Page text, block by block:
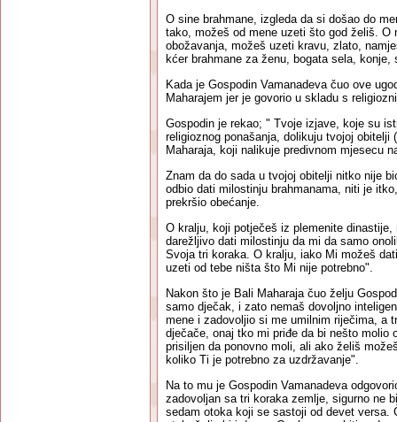
O sine brahmane, izgleda da si došao do
tako, možeš od mene uzeti što god želiš. O
obožavanja, možeš uzeti kravu, zlato,
kćer brahmane za ženu, bogata sela,
Kada je Gospodin Vamanadeva čuo ove
Maharajem jer je govorio u skladu s
Gospodin je rekao; " Tvoje izjave, koje su
religioznog ponašanja, dolikuju tvojoj obitelji
Maharaja, koji nalikuje predivnom mjesecu
Znam da do sada u tvojoj obitelji nitko nije
odbio dati milostinju brahmanama, niti je
prekršio obećanje.
O kralju, koji potječeš iz plemenite
darežljivo dati milostinju da mi da samo
Svoja tri koraka. O kralju, iako Mi možeš
uzeti od tebe ništa što Mi nije potrebno".
Nakon što je Bali Maharaja čuo želju
samo dječak, i zato nemaš dovoljno
mene i zadovoljio si me umilnim riječima, a
dječače, onaj tko mi priđe da bi nešto molio
prisiljen da ponovno moli, ali ako želiš
koliko Ti je potrebno za uzdržavanje".
Na to mu je Gospodin Vamanadeva
zadovoljan sa tri koraka zemlje, sigurno ne
sedam otoka koji se sastoji od devet versa.